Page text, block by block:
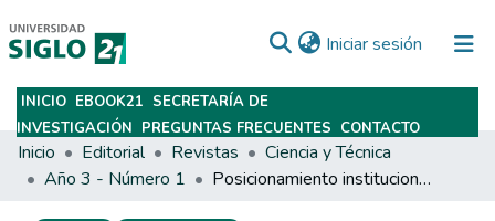
Iniciar sesión (current)
Subir
INICIO EBOOK21 SECRETARÍA DE
INVESTIGACIÓN PREGUNTAS FRECUENTES CONTACTO
Inicio Editorial Revistas
Ciencia y Técnica
Año 3 - Número 1
Posicionamiento institucional de una galería de arte contemporáneo – Caso: Galería de arte contemporáneo Espaciocentro.